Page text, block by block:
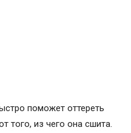
поможет оттереть
того, из чего она сшита.